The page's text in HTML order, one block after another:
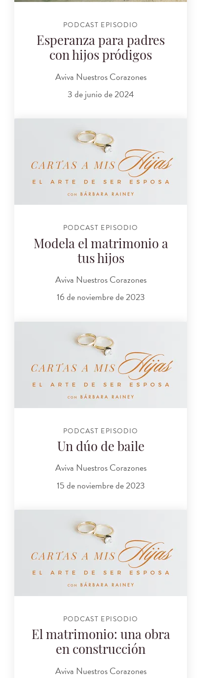
PODCAST EPISODIO
Esperanza para padres
con hijos pródigos
Aviva Nuestros Corazones
3 de junio de 2024
PODCAST EPISODIO
Modela el matrimonio a
tus hijos
Aviva Nuestros Corazones
16 de noviembre de 2023
PODCAST EPISODIO
Un dúo de baile
Aviva Nuestros Corazones
15 de noviembre de 2023
PODCAST EPISODIO
El matrimonio: una obra
en construcción
Aviva Nuestros Corazones